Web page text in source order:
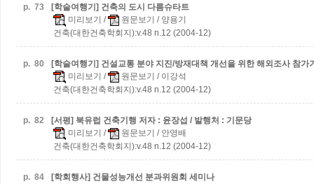
p. 73
[학술여행기] 건축의 도시 다름슈타트
미리보기 / 원문보기 / 양용기
건축(대한건축학회지):v.48 n.12 (2004-12)
p. 80
[학술여행기] 건설교통 분야 지진/방재대책 개선을 위한 해외조사 참가
미리보기 / 원문보기 / 이강석
건축(대한건축학회지):v.48 n.12 (2004-12)
p. 82 [서평] 북유럽 건축기행 저자 : 윤장섭 / 발행처 : 기문당
미리보기 / 원문보기 / 안영배
건축(대한건축학회지):v.48 n.12 (2004-12)
p. 84
[학회행사] 건물성능개선 분과위원회 세미나